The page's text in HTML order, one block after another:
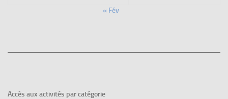
« Fév
Accès aux activités par catégorie